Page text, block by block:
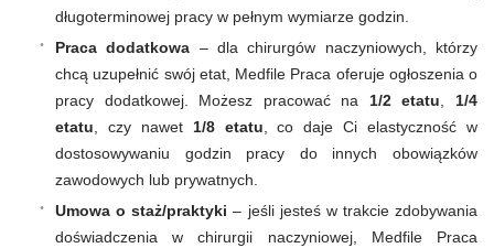
długoterminowej pracy w pełnym wymiarze godzin.
Praca dodatkowa – dla chirurgów naczyniowych, którzy
chcą uzupełnić swój etat, Medfile Praca oferuje ogłoszenia o
pracy dodatkowej. Możesz pracować na 1/2 etatu
1/4
etatu , czy nawet 1/8 etatu , co daje Ci elastyczność w
dostosowywaniu godzin pracy do innych obowiązków
zawodowych lub prywatnych.
Umowa o staż/praktyki – jeśli jesteś w trakcie zdobywania
doświadczenia w chirurgii naczyniowej, Medfile Praca